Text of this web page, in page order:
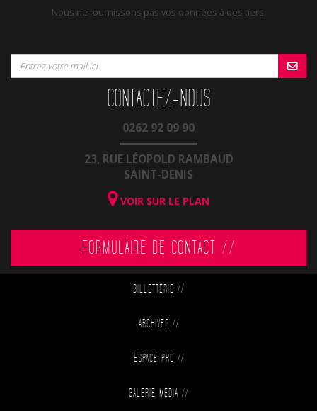
Nous ne fournissons pas vos données à des tiers.
CONTACTEZ-NOUS
0262 92 09 90
23, RUE LÉOPOLD RAMBAUD
SAINT-DENIS
VOIR SUR LE PLAN
FORMULAIRE DE CONTACT //
BILLETTERIE //
ARCHIVES //
ESPACE PRO //
GALERIE MÉDIA //